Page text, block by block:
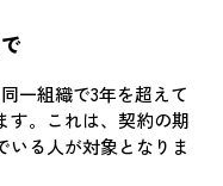
一組織で3年を超えて
す。これは、契約の期
いる人が対象となりま